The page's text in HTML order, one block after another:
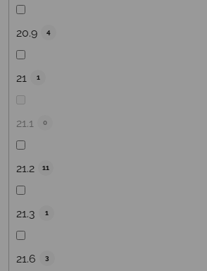
20.9 4
21 1
21.1 0
21.2 11
21.3 1
21.6 3